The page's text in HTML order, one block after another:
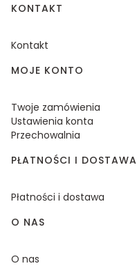
KONTAKT
Kontakt
MOJE KONTO
Twoje zamówienia
Ustawienia konta
Przechowalnia
PŁATNOŚCI I DOSTAWA
Płatności i dostawa
O NAS
O nas